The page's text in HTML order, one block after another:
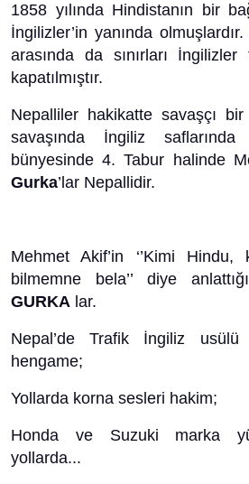
1858 yılında Hindistanın bir
İngilizler’in yanında
arasında da sınırları İngilizler
kapatılmıştır.
Nepalliler hakikatte savaşçı
savaşında İngiliz
bünyesinde 4. Tabur halinde
Gurka’lar Nepallidir.
Mehmet Akif’in ‘’Kimi
bilmemne bela’’ diye
GURKA lar.
Nepal’de Trafik İngiliz
hengame;
Yollarda korna sesleri hakim;
Honda ve Suzuki marka
yollarda...